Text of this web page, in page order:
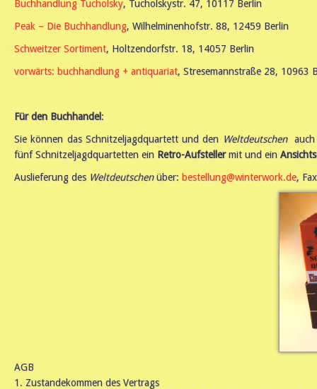
Buchhandlung Tucholsky, Tucholskystr. 47, 10117 Berlin
Peak – Die Buchhandlung, Wilhelminenhofstr. 88, 12459 Berlin
Schweitzer Sortiment, Holtzendorfstr. 18, 14057 Berlin
vorwärts: buchhandlung + antiquariat, Stresemannstraße 28, 10963
Für den Buchhandel:
Sie können das Schnitzeljagdquartett und den Weltdeutschenauch
fünf Schnitzeljagdquartetten ein Retro-Aufstellermit und ein
Auslieferung des Weltdeutschenüber: bestellung@winterwork.de,
AGB
1. Zustandekommen des Vertrags